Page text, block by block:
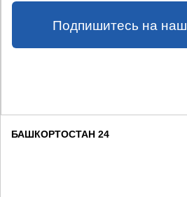
Подпишитесь на наш
БАШКОРТОСТАН 24